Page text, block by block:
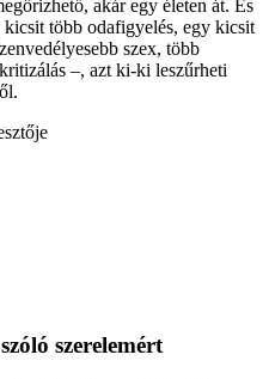
akár egy életen át. És
több odafigyelés, egy kicsit
szex, több
–, azt ki-ki leszűrheti
szerelemért